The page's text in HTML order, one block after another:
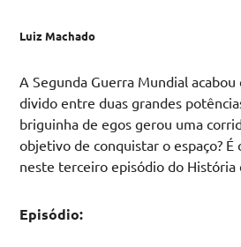
Luiz Machado
A Segunda Guerra Mundial
divido entre duas grandes
briguinha de egos gerou uma
objetivo de conquistar o espaço? É
neste terceiro episódio do História
Episódio: